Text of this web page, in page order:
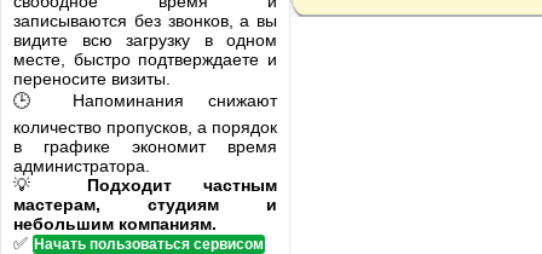
записываются без звонков, а вы
видите всю загрузку в одном
месте, быстро подтверждаете и
переносите визиты.
🕒 Напоминания снижают
количество пропусков, а порядок
в графике экономит время
администратора.
💡 Подходит частным
мастерам, студиям и
небольшим компаниям.
✅ Начать пользоваться сервисом